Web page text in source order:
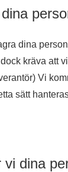
dina
kräva att
Vi
sätt
vi dina